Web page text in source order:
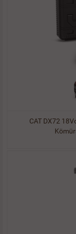
CAT DX72